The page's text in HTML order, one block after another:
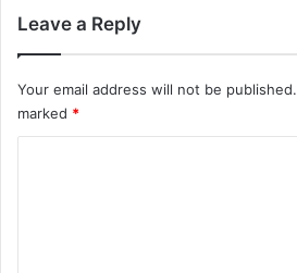
Leave a Reply
Your email address will not be published.
marked *